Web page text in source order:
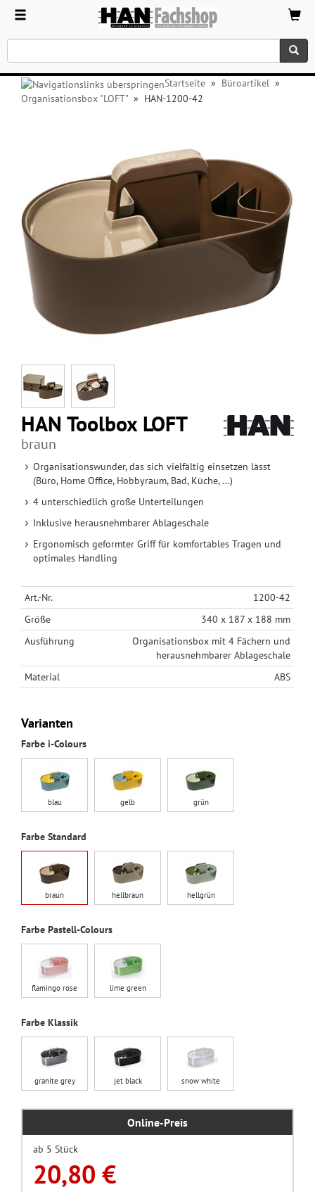
Startseite » Büroartikel »
Organisationsbox "LOFT" » HAN-1200-42
HAN Toolbox LOFT
braun
Organisationswunder, das sich vielfältig einsetzen lässt
(Büro, Home Office, Hobbyraum, Bad, Küche, ...)
4 unterschiedlich große Unterteilungen
Inklusive herausnehmbarer Ablageschale
Ergonomisch geformter Griff für komfortables Tragen und
optimales Handling
Art.-Nr.
1200-42
Größe
340 x 187 x 188 mm
Ausführung
Organisationsbox mit 4 Fächern und
herausnehmbarer Ablageschale
Material
ABS
Varianten
Farbe i-Colours
blau gelb grün
Farbe Standard
braun hellbraun hellgrün
Farbe Pastell-Colours
flamingo rose lime green
Farbe Klassik
granite grey jet black snow white
Online-Preis
ab 5 Stück
20,80 €